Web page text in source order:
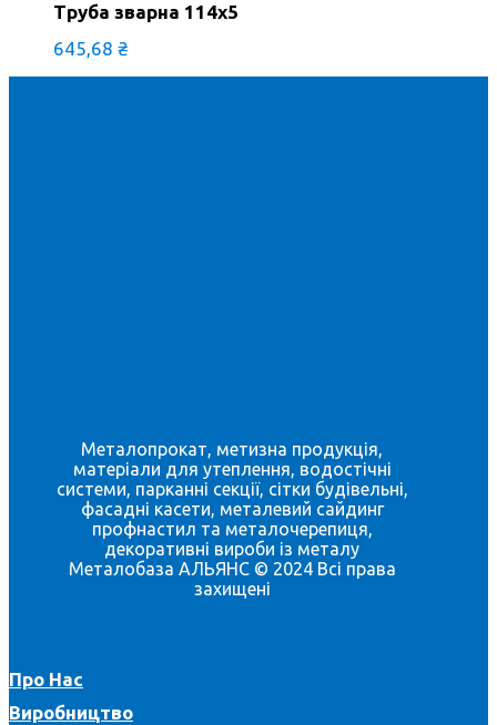
Труба зварна 114х5
645,68 ₴
Металопрокат, метизна продукція,
матеріали для утеплення, водостічні
системи, парканні секції, сітки будівельні,
фасадні касети, металевий сайдинг
профнастил та металочерепиця,
декоративні вироби із металу
Металобаза АЛЬЯНС © 2024 Всі права
захищені
Про Нас
Виробництво